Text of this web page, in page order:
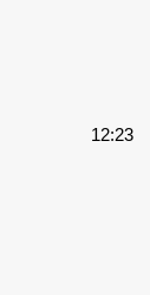
12:23